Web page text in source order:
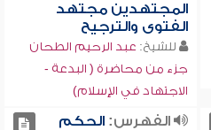
المجتهدين مجتهد
الفتوى والترجيح
للشيخ: عبد الرحيم الطحان
جزء من محاضرة ( البدعة -
الاجتهاد في الإسلام)
الفهرس:الحكم